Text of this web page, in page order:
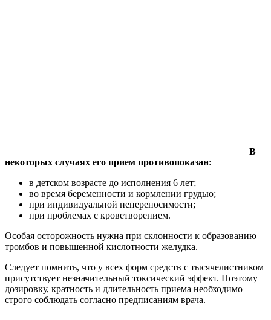
В
некоторых случаях его прием противопоказан:
в детском возрасте до исполнения 6 лет;
во время беременности и кормлении грудью;
при индивидуальной непереносимости;
при проблемах с кроветворением.
Особая осторожность нужна при склонности к образованию
тромбов и повышенной кислотности желудка.
Следует помнить, что у всех форм средств с тысячелистником
присутствует незначительный токсический эффект. Поэтому
дозировку, кратность и длительность приема необходимо
строго соблюдать согласно предписаниям врача.